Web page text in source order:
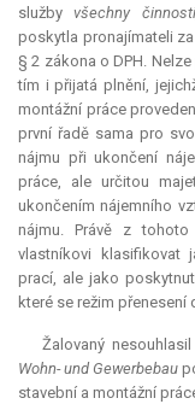
službyvšechny
poskytla pronajímateli
§ 2 zákona o DPH.
tím i přijatá plnění,
montážní práce
první řadě sama pro
nájmu při ukončení
práce, ale určitou
ukončením nájemního
nájmu. Právě z
vlastníkovi klasifikovat
prací, ale jako
které se režim
Žalovaný
Wohn- und Gewerbebau
stavební a montážní